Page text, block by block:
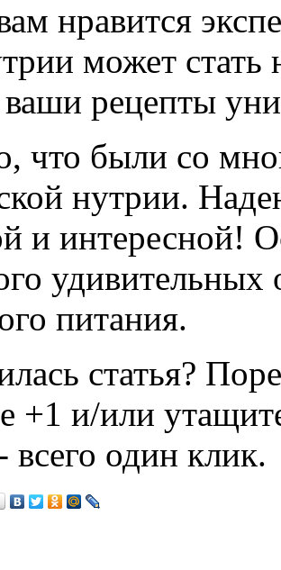
нравится
может
ваши рецепты
что были со
нутрии.
и интересной!
удивительных
питания.
статья?
+1 и/или
всего один клик.